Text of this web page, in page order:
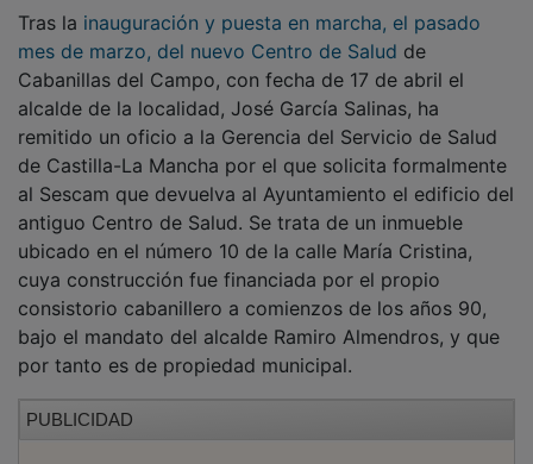
mes de marzo, del nuevo Centro de Saludde
Cabanillas del Campo, con fecha de 17 de abril el
alcalde de la localidad, José García Salinas, ha
remitido un oficio a la Gerencia del Servicio de Salud
de Castilla-La Mancha por el que solicita formalmente
al Sescam que devuelva al Ayuntamiento el edificio del
antiguo Centro de Salud. Se trata de un inmueble
ubicado en el número 10 de la calle María Cristina,
cuya construcción fue financiada por el propio
consistorio cabanillero a comienzos de los años 90,
bajo el mandato del alcalde Ramiro Almendros, y que
por tanto es de propiedad municipal.